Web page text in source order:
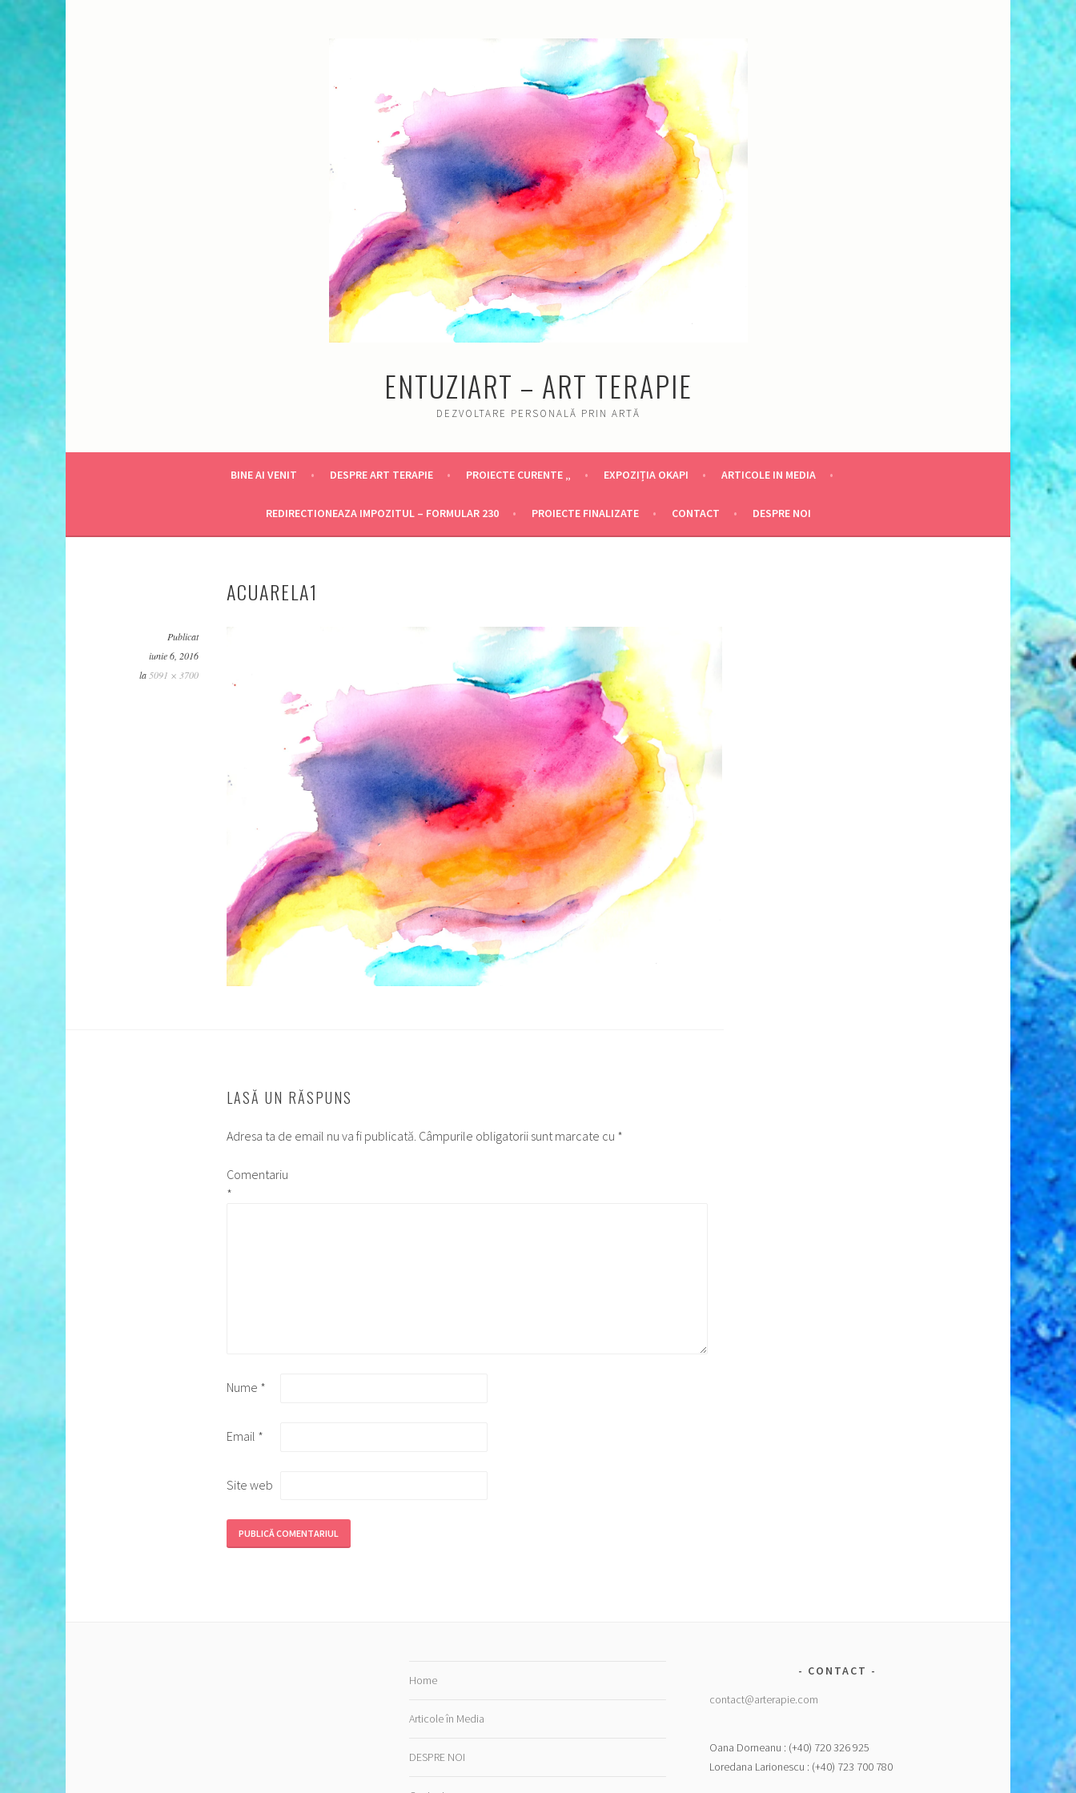
ENTUZIART – ART TERAPIE
DEZVOLTARE PERSONALĂ PRIN ARTĂ
BINE AI VENIT DESPRE ART TERAPIE PROIECTE CURENTE „ EXPOZIȚIA OKAPI ARTICOLE IN MEDIA
REDIRECTIONEAZA IMPOZITUL – FORMULAR 230 PROIECTE FINALIZATE CONTACT DESPRE NOI
ACUARELA1
Publicat
iunie 6, 2016
la 5091 × 3700
LASĂ UN RĂSPUNS
Adresa ta de email nu va fi publicată. Câmpurile obligatorii sunt marcate cu *
Comentariu
*
Nume *
Email *
Site web
Home
Articole în Media
DESPRE NOI
CONTACT
contact@arterapie.com
Oana Dorneanu : (+40) 720 326 925
Loredana Larionescu : (+40) 723 700 780